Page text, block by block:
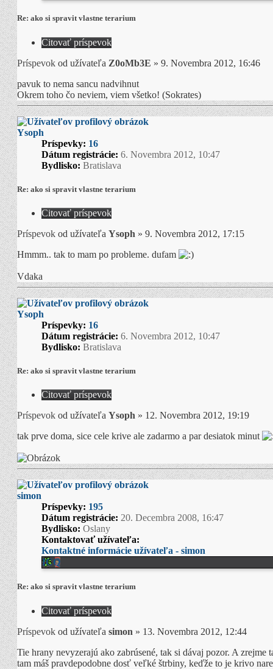
Re: ako si spravit vlastne terarium
Citovať príspevok
Príspevok od užívateľa Z0oMb3E » 9. Novembra 2012, 16:46
pavuk to nema sancu nadvihnut
Okrem toho čo neviem, viem všetko! (Sokrates)
Ysoph
Príspevky: 16
Dátum registrácie: 6. Novembra 2012, 10:47
Bydlisko: Bratislava
Re: ako si spravit vlastne terarium
Citovať príspevok
Príspevok od užívateľa Ysoph » 9. Novembra 2012, 17:15
Hmmm.. tak to mam po probleme. dufam
Vdaka
Ysoph
Príspevky: 16
Dátum registrácie: 6. Novembra 2012, 10:47
Bydlisko: Bratislava
Re: ako si spravit vlastne terarium
Citovať príspevok
Príspevok od užívateľa Ysoph » 12. Novembra 2012, 19:19
tak prve doma, sice cele krive ale zadarmo a par desiatok minut
simon
Príspevky: 195
Dátum registrácie: 20. Decembra 2008, 16:47
Bydlisko: Oslany
Kontaktovať užívateľa:
Kontaktné informácie užívateľa - simon
ICQ
Re: ako si spravit vlastne terarium
Citovať príspevok
Príspevok od užívateľa simon » 13. Novembra 2012, 12:44
Tie hrany nevyzerajú ako zabrúsené, tak si dávaj pozor. A zrejme
tam máš pravdepodobne dosť veľké štrbiny, keďže to je krivo